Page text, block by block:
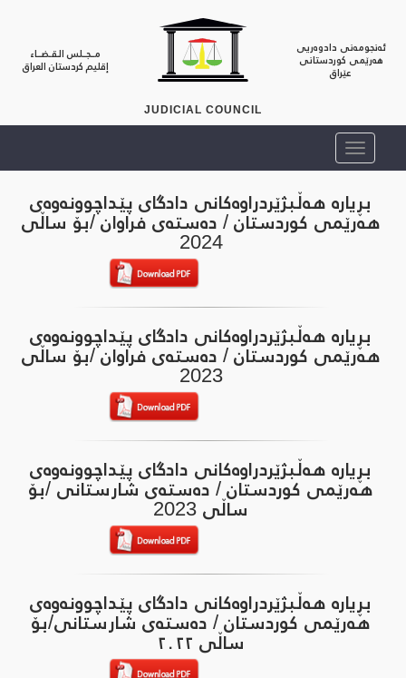
ئەنجومەنی دادوەریی
هەرێمی کوردستانی
عێراق
JUDICIAL COUNCIL
مــجــلس الـقـضــاء
إقليم كردستان العراق
بڕیارە هەڵبژێردراوەکانی دادگای پێداچوونەوەی
هەرێمی کوردستان / دەستەی فراوان /بۆ ساڵی
2024
بڕیارە هەڵبژێردراوەکانی دادگای پێداچوونەوەی
هەرێمی کوردستان / دەستەی فراوان /بۆ ساڵی
2023
بڕیارە هەڵبژێردراوەکانی دادگای پێداچوونەوەی
هەرێمی کوردستان / دەستەی شارستانی /بۆ
ساڵی 2023
بڕیارە هەڵبژێردراوەکانی دادگای پێداچوونەوەی
هەرێمی کوردستان / دەستەی شارستانی/بۆ
ساڵی ٢٠٢٢